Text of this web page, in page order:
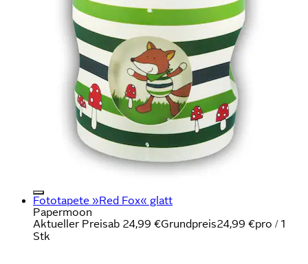
Fototapete »Red Fox« glatt
Papermoon
Aktueller Preisab 24,99 €Grundpreis24,99 €pro / 1
Stk